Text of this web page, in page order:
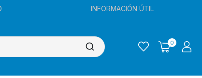
INFORMACIÓN ÚTIL
0